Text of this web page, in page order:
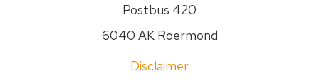
Postbus 420
6040 AK Roermond
Disclaimer